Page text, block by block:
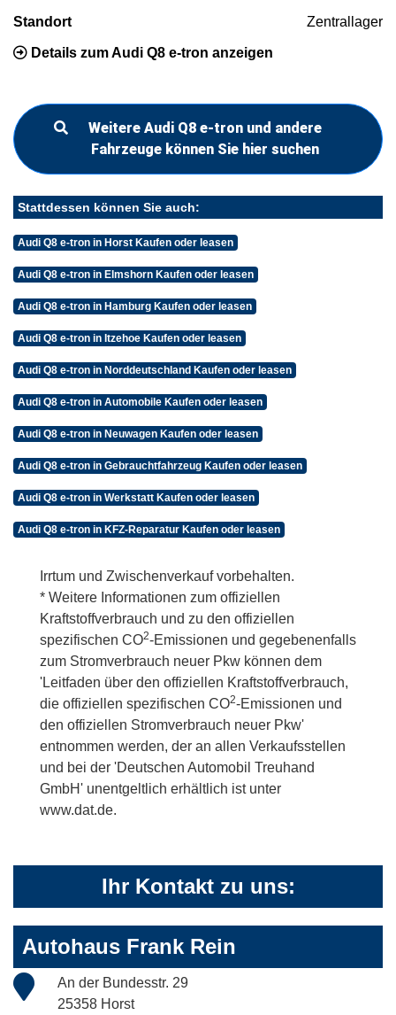
Standort Zentrallager
Details zum Audi Q8 e-tron anzeigen
Weitere Audi Q8 e-tron und andere
Fahrzeuge können Sie hier suchen
Stattdessen können Sie auch:
Audi Q8 e-tron in Horst Kaufen oder leasen
Audi Q8 e-tron in Elmshorn Kaufen oder leasen
Audi Q8 e-tron in Hamburg Kaufen oder leasen
Audi Q8 e-tron in Itzehoe Kaufen oder leasen
Audi Q8 e-tron in Norddeutschland Kaufen oder leasen
Audi Q8 e-tron in Automobile Kaufen oder leasen
Audi Q8 e-tron in Neuwagen Kaufen oder leasen
Audi Q8 e-tron in Gebrauchtfahrzeug Kaufen oder leasen
Audi Q8 e-tron in Werkstatt Kaufen oder leasen
Audi Q8 e-tron in KFZ-Reparatur Kaufen oder leasen
Irrtum und Zwischenverkauf vorbehalten.
* Weitere Informationen zum offiziellen
Kraftstoffverbrauch und zu den offiziellen
spezifischen CO2-Emissionen und gegebenenfalls
zum Stromverbrauch neuer Pkw können dem
'Leitfaden über den offiziellen Kraftstoffverbrauch,
die offiziellen spezifischen CO2-Emissionen und
den offiziellen Stromverbrauch neuer Pkw'
entnommen werden, der an allen Verkaufsstellen
und bei der 'Deutschen Automobil Treuhand
GmbH' unentgeltlich erhältlich ist unter
www.dat.de.
Ihr Kontakt zu uns:
Autohaus Frank Rein
An der Bundesstr. 29
25358 Horst